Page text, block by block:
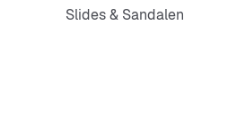
Slides & Sandalen